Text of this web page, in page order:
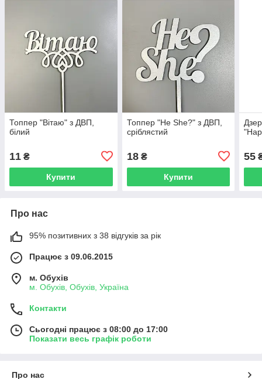
Топпер "Вітаю" з ДВП,
білий
11 ₴
Купити
Топпер "He She?" з ДВП,
сріблястий
18₴
Купити
55
Про нас
95% позитивних з 38 відгуків за рік
Працює з 09.06.2015
м. Обухів
м. Обухів, Обухів, Україна
Контакти
Сьогодні працює з 08:00 до 17:00
Показати весь графік роботи
Про нас